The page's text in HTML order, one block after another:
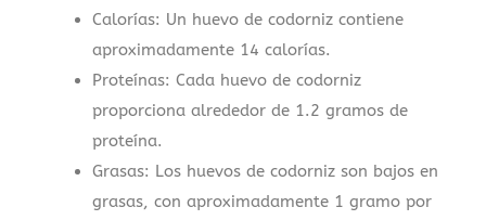
Calorías: Un huevo de codorniz contiene
aproximadamente 14 calorías.
Proteínas: Cada huevo de codorniz
proporciona alrededor de 1.2 gramos de
proteína.
Grasas: Los huevos de codorniz son bajos en
grasas, con aproximadamente 1 gramo por